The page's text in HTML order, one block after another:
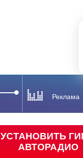
Реклама
УСТАНОВИТЬ
АВТОРАДИО